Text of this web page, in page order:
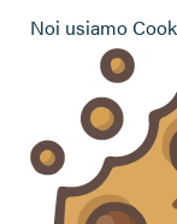
Agriturist Ravenna
ANGA Ravenna
Hai bisogno
Vuoi contattarci
commento o
Noi usiamo